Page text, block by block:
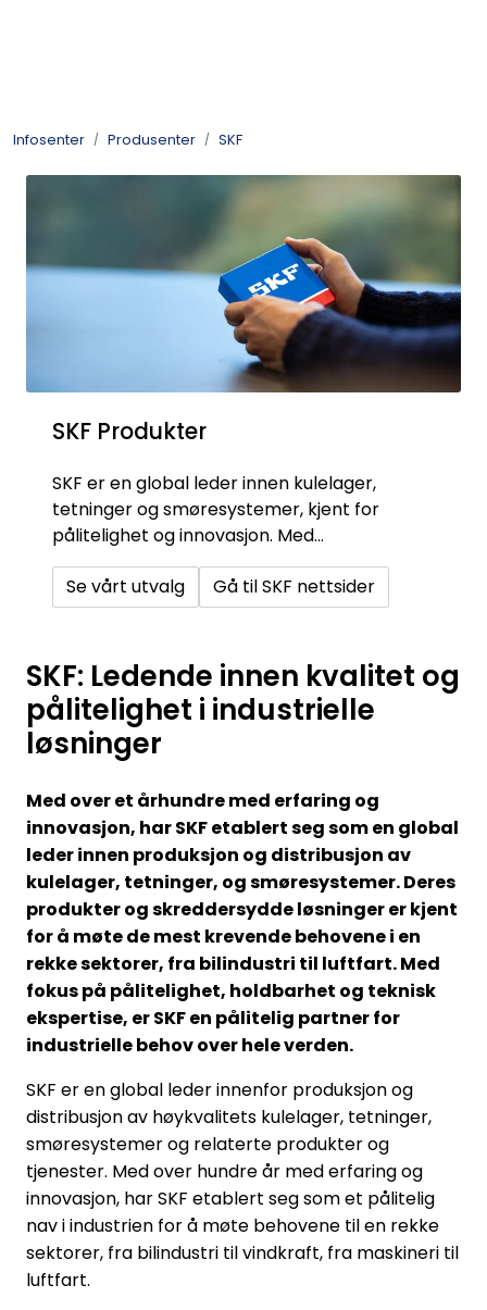
Infosenter Produsenter SKF
SKF Produkter
SKF er en global leder innen kulelager,
tetninger og smøresystemer, kjent for
pålitelighet og innovasjon. Med
skreddersydde løsninger og teknisk
ekspertise, er de en pålitelig partner for
industrielle behov over hele verden.
Se vårt utvalg Gå til SKF nettsider
SKF: Ledende innen kvalitet og
pålitelighet i industrielle
løsninger
Med over et århundre med erfaring og
innovasjon, har SKF etablert seg som en global
leder innen produksjon og distribusjon av
kulelager, tetninger, og smøresystemer. Deres
produkter og skreddersydde løsninger er kjent
for å møte de mest krevende behovene i en
rekke sektorer, fra bilindustri til luftfart. Med
fokus på pålitelighet, holdbarhet og teknisk
ekspertise, er SKF en pålitelig partner for
industrielle behov over hele verden.
SKF er en global leder innenfor produksjon og
distribusjon av høykvalitets kulelager, tetninger,
smøresystemer og relaterte produkter og
tjenester. Med over hundre år med erfaring og
innovasjon, har SKF etablert seg som et pålitelig
nav i industrien for å møte behovene til en rekke
sektorer, fra bilindustri til vindkraft, fra maskineri til
luftfart.